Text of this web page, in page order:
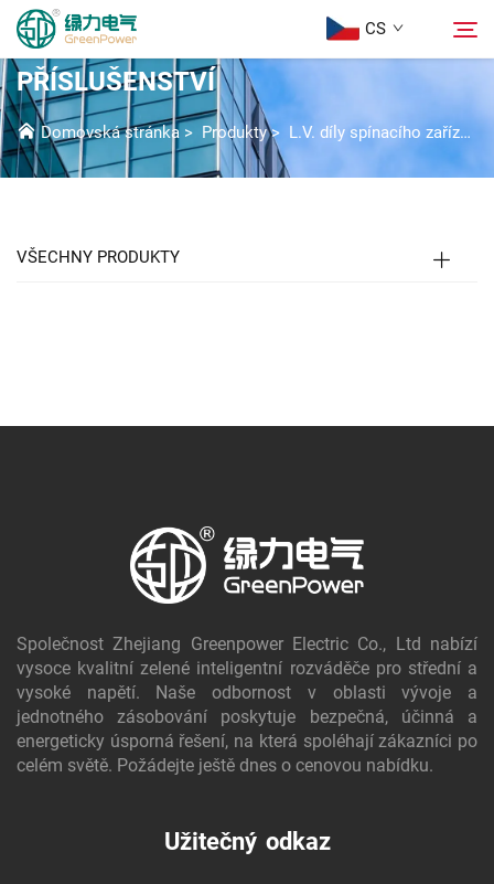
CS
Produkty
Informace o nás
GPM1 NÁHRADNÍ DÍLY A
PŘÍSLUŠENSTVÍ
Domovská stránka > Produkty> L.V. díly spínacího zařízení
VŠECHNY PRODUKTY
Společnost Zhejiang Greenpower Electric Co., Ltd nabízí
vysoce kvalitní zelené inteligentní rozváděče pro střední a
vysoké napětí. Naše odbornost v oblasti vývoje a
jednotného zásobování poskytuje bezpečná, účinná a
energeticky úsporná řešení, na která spoléhají zákazníci po
celém světě. Požádejte ještě dnes o cenovou nabídku.
Užitečný odkaz